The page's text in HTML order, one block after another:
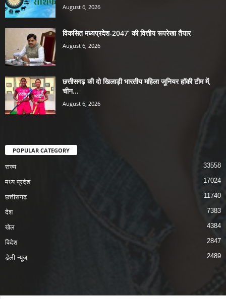
August 6, 2026
विकसित मध्यप्रदेश-2047’ की वित्तीय रूपरेखा तैयार
August 6, 2026
छत्तीसगढ़ की दो खिलाड़ी भारतीय महिला जूनियर हॉकी टीम में,
चीन...
August 6, 2026
POPULAR CATEGORY
राज्य 33558
मध्य प्रदेश 17024
छत्तीसगढ 11740
देश 7383
खेल 4384
विदेश 2847
डेली न्यूज़ 2489